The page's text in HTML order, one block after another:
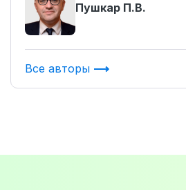
Пушкар П.В.
Все авторы